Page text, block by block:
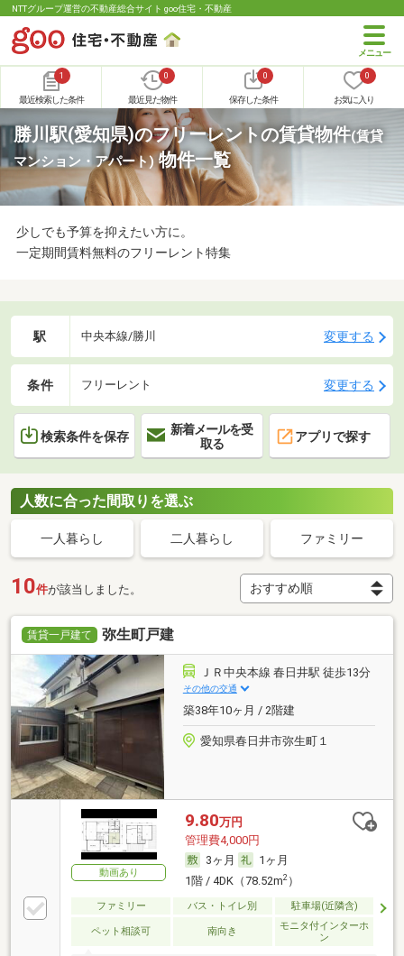
NTTグループ運営の不動産総合サイト goo住宅・不動産
1
最近検索した条件
0
最近見た物件
0
保存した条件
0
お気に入り
勝川駅(愛知県)のフリーレントの賃貸物件(賃貸
マンション・アパート)物件一覧
少しでも予算を抑えたい方に。
一定期間賃料無料のフリーレント特集
駅 中央本線/勝川 変更する
条件 フリーレント 変更する
検索条件を保存
新着メールを受
取る
アプリで探す
人数に合った間取りを選ぶ
一人暮らし 二人暮らし ファミリー
10件が該当しました。
賃貸一戸建て 弥生町戸建
ＪＲ中央本線 春日井駅 徒歩13分
その他の交通
築38年10ヶ月 / 2階建
愛知県春日井市弥生町１
動画あり
9.80万円
管理費4,000円
3ヶ月
1ヶ月
1階 / 4DK（78.52m2）
ファミリー バス・トイレ別 駐車場(近隣含)
ペット相談可 南向き
モニタ付インターホ
ン